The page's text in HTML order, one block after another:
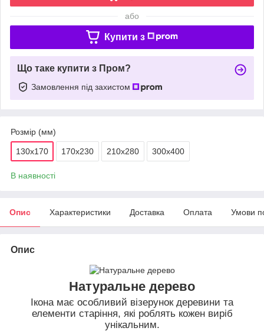
або
Купити з
Що таке купити з Пром?
Замовлення під захистом
Розмір (мм)
130х170 170х230 210х280 300х400
В наявності
Опис Характеристики Доставка Оплата Умови
Опис
Натуральне дерево
Ікона має особливий візерунок деревини та
елементи старіння, які роблять кожен виріб
унікальним.